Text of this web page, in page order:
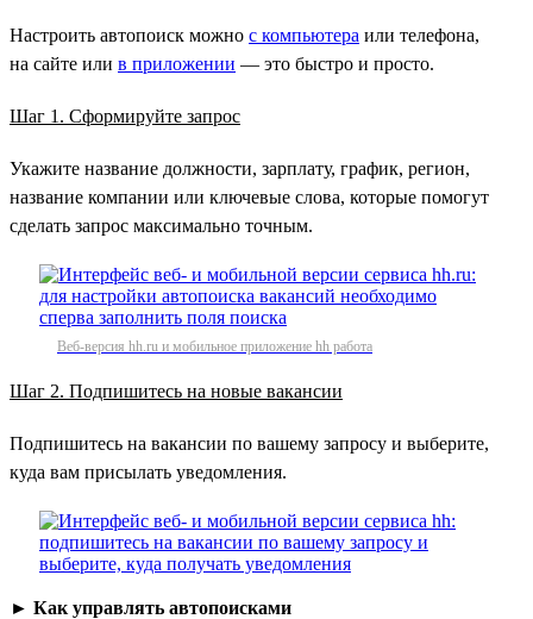
Настроить автопоиск можно с компьютера или телефона,
на сайте или в приложении — это быстро и просто.
Шаг 1. Сформируйте запрос
Укажите название должности, зарплату, график, регион,
название компании или ключевые слова, которые помогут
сделать запрос максимально точным.
Веб-версия hh.ru и мобильное приложение hh работа
Шаг 2. Подпишитесь на новые вакансии
Подпишитесь на вакансии по вашему запросу и выберите,
куда вам присылать уведомления.
► Как управлять автопоисками